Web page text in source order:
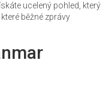
ucelený pohled, který
běžné zprávy